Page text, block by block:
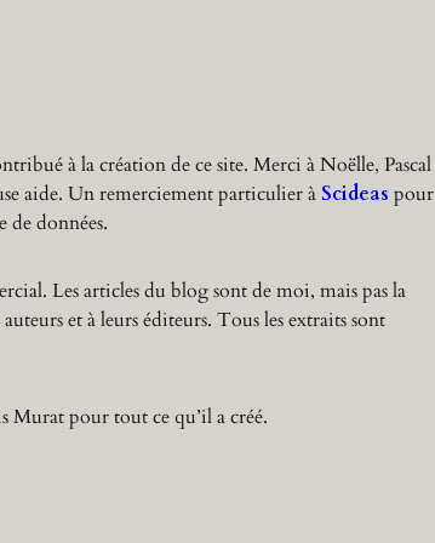
à la création de ce site. Merci à Noëlle, Pascal
aide. Un remerciement particulier à Scideas pour
de données.
Les articles du blog sont de moi, mais pas la
et à leurs éditeurs. Tous les extraits sont
Murat pour tout ce qu’il a créé.